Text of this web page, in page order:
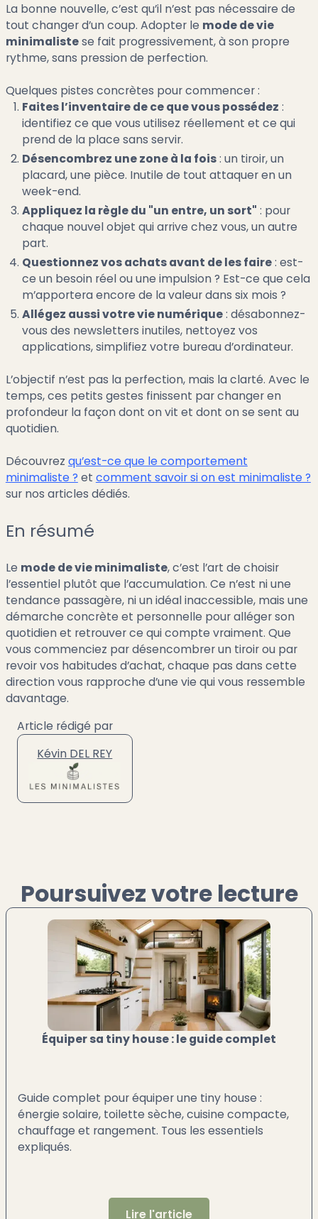
La bonne nouvelle, c’est qu’il n’est pas nécessaire de
tout changer d’un coup. Adopter le mode de vie
minimalistese fait progressivement, à son propre
rythme, sans pression de perfection.
Quelques pistes concrètes pour commencer :
Faites l’inventaire de ce que vous possédez :
identifiez ce que vous utilisez réellement et ce qui
prend de la place sans servir.
Désencombrez une zone à la fois: un tiroir, un
placard, une pièce. Inutile de tout attaquer en un
week-end.
Appliquez la règle du "un entre, un sort" : pour
chaque nouvel objet qui arrive chez vous, un autre
part.
Questionnez vos achats avant de les faire: est-
ce un besoin réel ou une impulsion ? Est-ce que cela
m’apportera encore de la valeur dans six mois ?
Allégez aussi votre vie numérique: désabonnez-
vous des newsletters inutiles, nettoyez vos
applications, simplifiez votre bureau d’ordinateur.
L’objectif n’est pas la perfection, mais la clarté. Avec le
temps, ces petits gestes finissent par changer en
profondeur la façon dont on vit et dont on se sent au
quotidien.
Découvrez qu’est-ce que le comportement
minimaliste ? et comment savoir si on est minimaliste ?
sur nos articles dédiés.
En résumé
Le mode de vie minimaliste, c’est l’art de choisir
l’essentiel plutôt que l’accumulation. Ce n’est ni une
tendance passagère, ni un idéal inaccessible, mais une
démarche concrète et personnelle pour alléger son
quotidien et retrouver ce qui compte vraiment. Que
vous commenciez par désencombrer un tiroir ou par
revoir vos habitudes d’achat, chaque pas dans cette
direction vous rapproche d’une vie qui vous ressemble
davantage.
Article rédigé par
Kévin DEL REY
Poursuivez votre lecture
Équiper sa tiny house : le guide complet
Guide complet pour équiper une tiny house :
énergie solaire, toilette sèche, cuisine compacte,
chauffage et rangement. Tous les essentiels
expliqués.
Lire l'article